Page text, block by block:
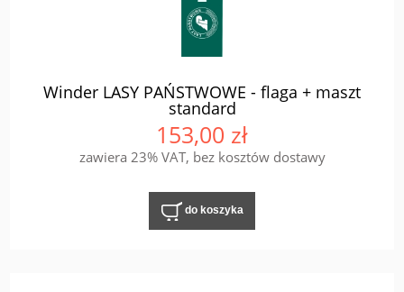
Winder LASY PAŃSTWOWE - flaga + maszt
standard
153,00 zł
zawiera 23% VAT, bez kosztów dostawy
do koszyka